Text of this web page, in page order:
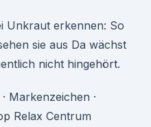
Unkraut erkennen: So
sie aus Da wächst
nicht hingehört.
Markenzeichen ·
Relax Centrum